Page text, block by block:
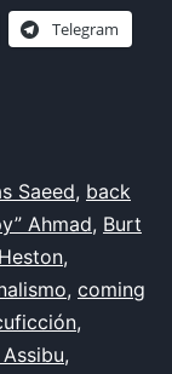
Telegram
Saeed, back
Ahmad, Burt
,
, coming
,
,